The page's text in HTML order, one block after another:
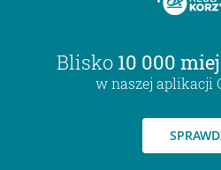
Blisko 10 000
w naszej aplikacji